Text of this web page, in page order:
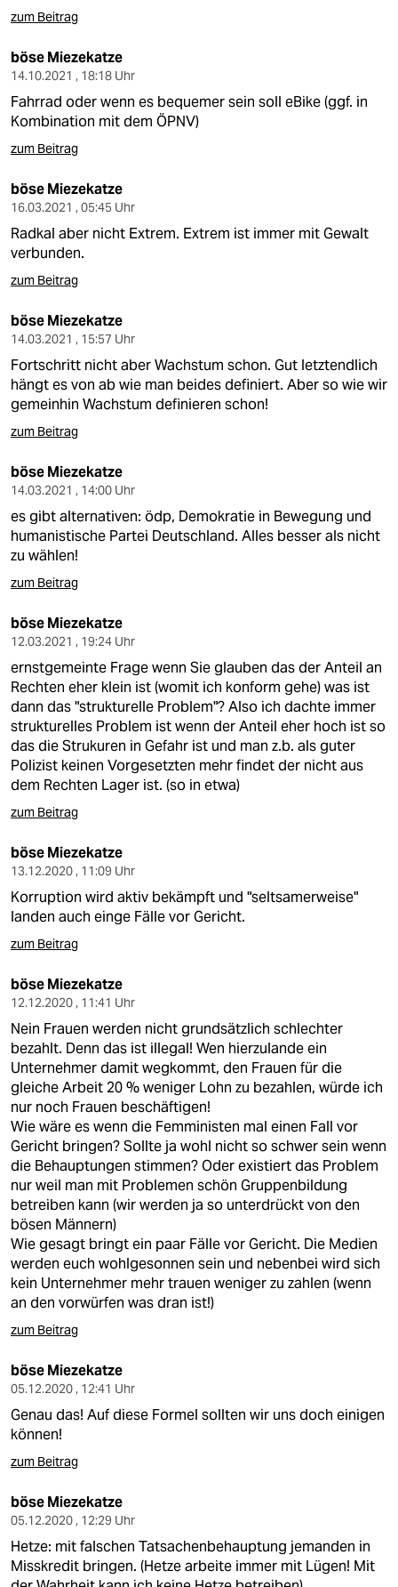
zum Beitrag
böse Miezekatze
14.10.2021 , 18:18 Uhr
Fahrrad oder wenn es bequemer sein soll eBike (ggf. in
Kombination mit dem ÖPNV)
zum Beitrag
böse Miezekatze
16.03.2021 , 05:45 Uhr
Radkal aber nicht Extrem. Extrem ist immer mit Gewalt
verbunden.
zum Beitrag
böse Miezekatze
14.03.2021 , 15:57 Uhr
Fortschritt nicht aber Wachstum schon. Gut letztendlich
hängt es von ab wie man beides definiert. Aber so wie wir
gemeinhin Wachstum definieren schon!
zum Beitrag
böse Miezekatze
14.03.2021 , 14:00 Uhr
es gibt alternativen: ödp, Demokratie in Bewegung und
humanistische Partei Deutschland. Alles besser als nicht
zu wählen!
zum Beitrag
böse Miezekatze
12.03.2021 , 19:24 Uhr
ernstgemeinte Frage wenn Sie glauben das der Anteil an
Rechten eher klein ist (womit ich konform gehe) was ist
dann das "strukturelle Problem"? Also ich dachte immer
strukturelles Problem ist wenn der Anteil eher hoch ist so
das die Strukuren in Gefahr ist und man z.b. als guter
Polizist keinen Vorgesetzten mehr findet der nicht aus
dem Rechten Lager ist. (so in etwa)
zum Beitrag
böse Miezekatze
13.12.2020 , 11:09 Uhr
Korruption wird aktiv bekämpft und "seltsamerweise"
landen auch einge Fälle vor Gericht.
zum Beitrag
böse Miezekatze
12.12.2020 , 11:41 Uhr
Nein Frauen werden nicht grundsätzlich schlechter
bezahlt. Denn das ist illegal! Wen hierzulande ein
Unternehmer damit wegkommt, den Frauen für die
gleiche Arbeit 20 % weniger Lohn zu bezahlen, würde ich
nur noch Frauen beschäftigen!
Wie wäre es wenn die Femministen mal einen Fall vor
Gericht bringen? Sollte ja wohl nicht so schwer sein wenn
die Behauptungen stimmen? Oder existiert das Problem
nur weil man mit Problemen schön Gruppenbildung
betreiben kann (wir werden ja so unterdrückt von den
bösen Männern)
Wie gesagt bringt ein paar Fälle vor Gericht. Die Medien
werden euch wohlgesonnen sein und nebenbei wird sich
kein Unternehmer mehr trauen weniger zu zahlen (wenn
an den vorwürfen was dran ist!)
zum Beitrag
böse Miezekatze
05.12.2020 , 12:41 Uhr
Genau das! Auf diese Formel sollten wir uns doch einigen
können!
zum Beitrag
böse Miezekatze
05.12.2020 , 12:29 Uhr
Hetze: mit falschen Tatsachenbehauptung jemanden in
Misskredit bringen. (Hetze arbeite immer mit Lügen! Mit